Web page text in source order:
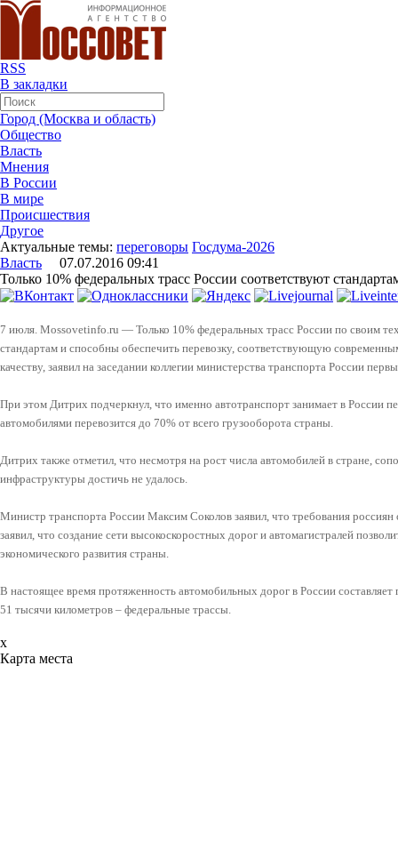
RSS
В закладки
Город (Москва и область)
Общество
Власть
Мнения
В России
В мире
Происшествия
Другое
Актуальные темы: переговоры Госдума-2026
Власть 07.07.2016 09:41
Только 10% федеральных трасс России соответствуют
7 июля. Mossovetinfo.ru — Только 10% федеральных трасс России по своим
стандартам и способны обеспечить перевозку, соответствующую
качеству, заявил на заседании коллегии министерства транспорта России
При этом Дитрих подчеркнул, что именно автотранспорт занимает в России
автомобилями перевозится до 70% от всего грузооборота страны.
Дитрих также отметил, что несмотря на рост числа автомобилей в стране,
инфраструктуры достичь не удалось.
Министр транспорта России Максим Соколов заявил, что требования
заявил, что создание сети высокоскоростных дорог и автомагистралей
экономического развития страны.
В настоящее время протяженность автомобильных дорог в России
51 тысячи километров – федеральные трассы.
x
Карта места